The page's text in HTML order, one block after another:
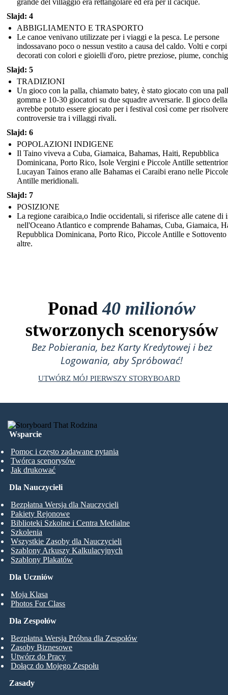
grande del villaggio era rettangolare ed era per il cacique.
Slajd: 4
ABBIGLIAMENTO E TRASPORTO
Le canoe venivano utilizzate per i viaggi e la pesca. Le persone
indossavano poco o nessun vestito a causa del caldo. Volti e
decorati con colori e gioielli d'oro, pietre preziose, piume,
Slajd: 5
TRADIZIONI
Un gioco con la palla, chiamato batey, è stato giocato con una
gomma e 10-30 giocatori su due squadre avversarie. Il gioco
avrebbe potuto essere giocato per i festival così come per
controversie tra i villaggi rivali.
Slajd: 6
POPOLAZIONI INDIGENE
Il Taino viveva a Cuba, Giamaica, Bahamas, Haiti, Repubblica
Dominicana, Porto Rico, Isole Vergini e Piccole Antille
Lucayan Tainos erano alle Bahamas ei Caraibi erano nelle Piccole
Antille meridionali.
Slajd: 7
POSIZIONE
La regione caraibica,o Indie occidentali, si riferisce alle catene di
nell'Oceano Atlantico e comprende Bahamas, Cuba, Giamaica,
Repubblica Dominicana, Porto Rico, Piccole Antille e Sottovento
altre.
Ponad40 milionów
stworzonych scenorysów
Bez Pobierania, bez Karty Kredytowej i bez
Logowania, aby Spróbować!
UTWÓRZ MÓJ PIERWSZY STORYBOARD
Wsparcie
Pomoc i często zadawane pytania
Twórca scenorysów
Jak drukować
Dla Uczniów
Moja Klasa
Photos For Class
Dla Nauczycieli
Bezpłatna Wersja dla Nauczycieli
Pakiety Rejonowe
Biblioteki Szkolne i Centra Medialne
Szkolenia
Wszystkie Zasoby dla Nauczycieli
Szablony Arkuszy Kalkulacyjnych
Szablony Plakatów
Dla Zespołów
Bezpłatna Wersja Próbna dla Zespołów
Zasoby Biznesowe
Utwórz do Pracy
Dołącz do Mojego Zespołu
Zasady